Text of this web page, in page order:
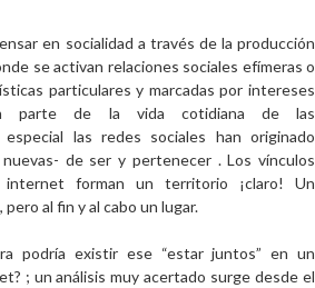
en socialidad a través de la producción
se activan relaciones sociales efímeras o
particulares y marcadas por intereses
parte de la vida cotidiana de las
las redes sociales han originado
de ser y pertenecer .Los vínculos
internet forman un territorio ¡claro! Un
al fin y al cabo un lugar.
podría existir ese “estar juntos” en un
; un análisis muy acertado surge desde el